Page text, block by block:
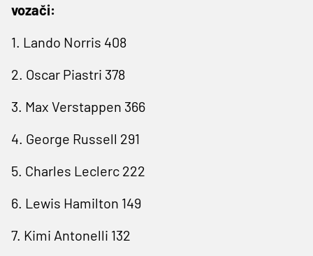
vozači:
1. Lando Norris 408
2. Oscar Piastri 378
3. Max Verstappen 366
4. George Russell 291
5. Charles Leclerc 222
6. Lewis Hamilton 149
7. Kimi Antonelli 132